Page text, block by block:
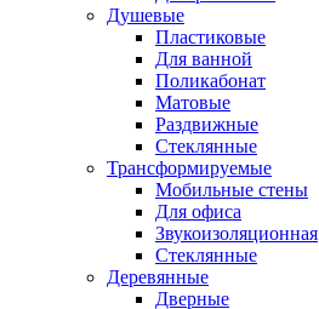
Душевые
Пластиковые
Для ванной
Поликабонат
Матовые
Раздвижные
Стеклянные
Трансформируемые
Мобильные стены
Для офиса
Звукоизоляционная
Стеклянные
Деревянные
Дверные